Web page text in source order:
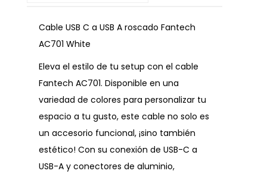
Cable USB C a USB A roscado Fantech
AC701 White
Eleva el estilo de tu setup con el cable
Fantech AC701. Disponible en una
variedad de colores para personalizar tu
espacio a tu gusto, este cable no solo es
un accesorio funcional, ¡sino también
estético! Con su conexión de USB-C a
USB-A y conectores de aluminio,